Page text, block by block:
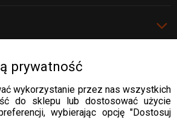
Rozwiń
DOSTAWA:
prywatność
wykorzystanie przez nas wszystkich
do sklepu lub dostosować użycie
wybierając opcję "Dostosuj